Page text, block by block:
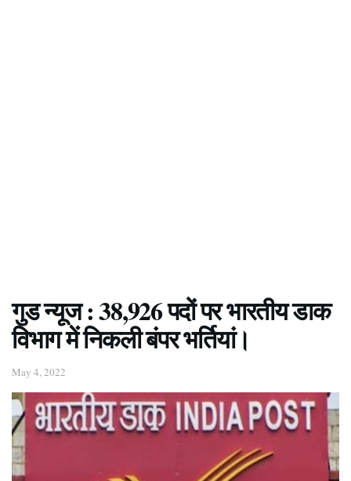
गुड न्यूज : 38,926 पदों पर भारतीय डाक
विभाग में निकली बंपर भर्तियां।
May 4, 2022